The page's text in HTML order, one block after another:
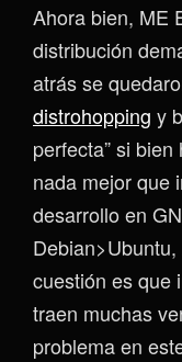
Ahora bien, ME
distribución
atrás se
distrohopping y
perfecta” si
nada mejor que
desarrollo en
cuestión es que
traen muchas
problema en